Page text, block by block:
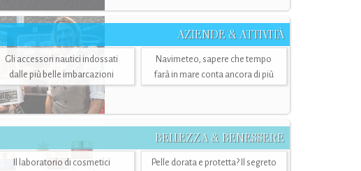
AZIENDE & ATTIVITÀ
Gli accessori nautici indossati
dalle più belle imbarcazioni
Navimeteo, sapere che tempo
farà in mare conta ancora di più
BELLEZZA & BENESSERE
Il laboratorio di cosmetici
Pelle dorata e protetta? Il segreto